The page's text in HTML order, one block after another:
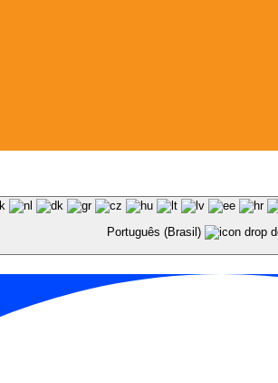
Português (Brasil)